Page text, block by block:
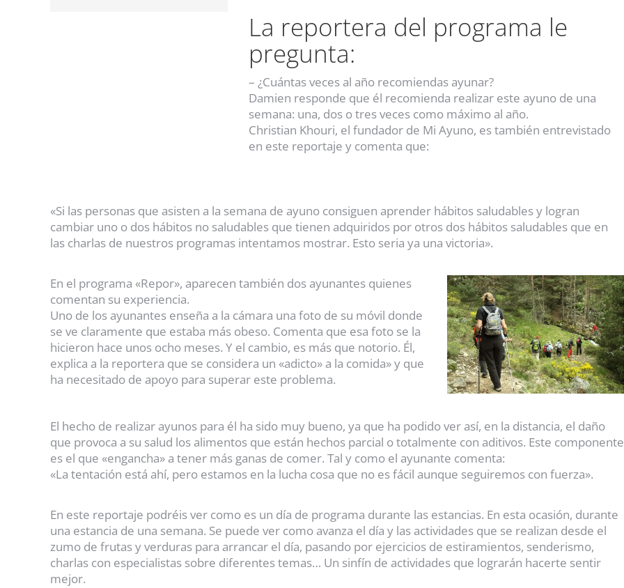
La reportera del programa le
pregunta:
– ¿Cuántas veces al año recomiendas ayunar?
Damien responde que él recomienda realizar este ayuno de una
semana: una, dos o tres veces como máximo al año.
Christian Khouri, el fundador de Mi Ayuno, es también entrevistado
en este reportaje y comenta que:
«Si las personas que asisten a la semana de ayuno consiguen aprender hábitos saludables y logran
cambiar uno o dos hábitos no saludables que tienen adquiridos por otros dos hábitos saludables que en
las charlas de nuestros programas intentamos mostrar. Esto seria ya una victoria».
En el programa «Repor», aparecen también dos ayunantes quienes
comentan su experiencia.
Uno de los ayunantes enseña a la cámara una foto de su móvil donde
se ve claramente que estaba más obeso. Comenta que esa foto se la
hicieron hace unos ocho meses. Y el cambio, es más que notorio. Él,
explica a la reportera que se considera un «adicto» a la comida» y que
ha necesitado de apoyo para superar este problema.
El hecho de realizar ayunos para él ha sido muy bueno, ya que ha podido ver así, en la distancia, el daño
que provoca a su salud los alimentos que están hechos parcial o totalmente con aditivos. Este componente
es el que «engancha» a tener más ganas de comer. Tal y como el ayunante comenta:
«La tentación está ahí, pero estamos en la lucha cosa que no es fácil aunque seguiremos con fuerza».
En este reportaje podréis ver como es un día de programa durante las estancias. En esta ocasión, durante
una estancia de una semana. Se puede ver como avanza el día y las actividades que se realizan desde el
zumo de frutas y verduras para arrancar el día, pasando por ejercicios de estiramientos, senderismo,
charlas con especialistas sobre diferentes temas… Un sinfín de actividades que lograrán hacerte sentir
mejor.